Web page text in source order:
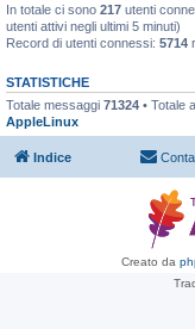
In totale ci sono 217 utenti
utenti attivi negli ultimi 5 minuti)
Record di utenti connessi: 5714
STATISTICHE
Totale messaggi 71324 • Totale
AppleLinux
Indice
Creato da